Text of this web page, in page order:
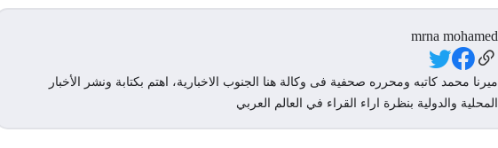
mrna mohamed
Social Links
ميرنا محمد كاتبه ومحرره صحفية فى وكالة هنا الجنوب الاخبارية، اهتم بكتابة ونشر الأخبار
المحلية والدولية بنظرة اراء القراء في العالم العربي